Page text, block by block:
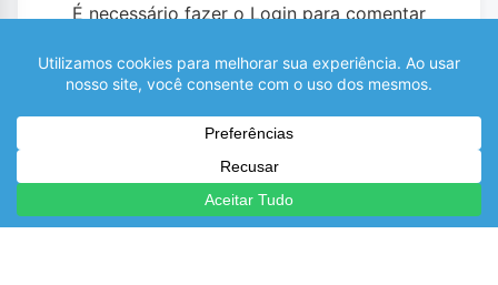
É necessário fazer o Login para comentar
0 COMENTÁRIOS